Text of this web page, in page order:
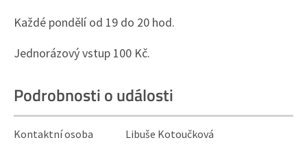
Každé pondělí od 19 do 20 hod.
Jednorázový vstup 100 Kč.
Podrobnosti o události
Kontaktní osoba Libuše Kotoučková